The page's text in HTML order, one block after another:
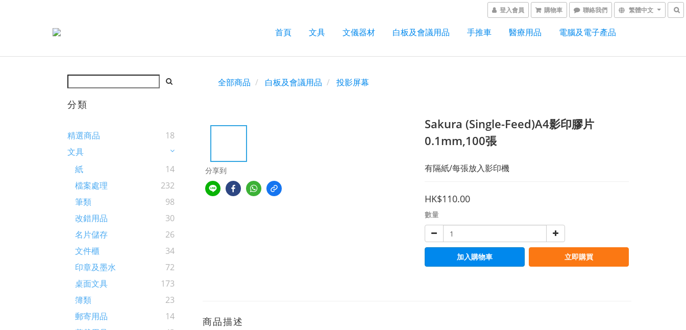
登入會員 購物車 聯絡我們 繁體中文
首頁 文具 文儀器材 白板及會議用品 手推車 醫療用品 電腦及電子產品
分類
精選商品
18
文具
紙
14
檔案處理
232
筆類
98
改錯用品
30
名片儲存
26
文件櫃
34
印章及墨水
72
桌面文具
173
簿類
23
郵寄用品
14
全部商品 白板及會議用品 投影屏幕
分享到
Sakura (Single-Feed)A4影印膠片
0.1mm,100張
有隔紙/每張放入影印機
HK$110.00
數量
加入購物車 立即購買
商品描述